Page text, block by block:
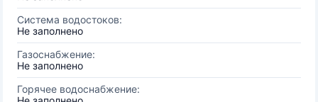
Система водостоков:
Не заполнено
Газоснабжение:
Не заполнено
Горячее водоснабжение: